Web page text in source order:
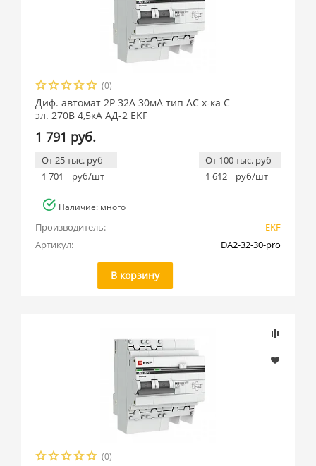
(0)
Диф. автомат 2Р 32А 30мА тип АС х-ка C
эл. 270В 4,5кА АД-2 EKF
1 791 руб.
От 25 тыс. руб
1 701
руб/шт
От 100 тыс. руб
1 612
руб/шт
Наличие: много
Производитель:
EKF
Артикул:
DA2-32-30-pro
В корзину
(0)